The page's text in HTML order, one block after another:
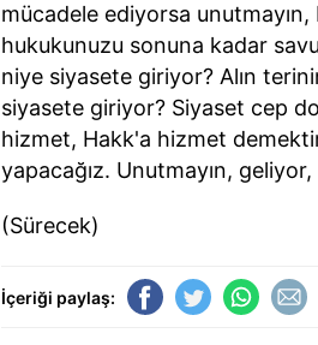
mücadele ediyorsa unutmayın,
hukukunuzu sonuna kadar
niye siyasete giriyor? Alın
siyasete giriyor? Siyaset cep
hizmet, Hakk'a hizmet
yapacağız. Unutmayın,
(Sürecek)
İçeriği paylaş: